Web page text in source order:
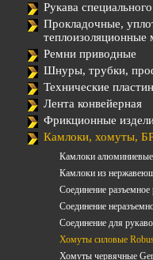
Рукава
Прокладочные,
теплоизоляционные
Ремни приводные
Шнуры, трубки,
Технические
Лента конвейерная
Фрикционные
Камлоки, хомуты,
Камлоки алюминиевые
Камлоки из
Соединение
Соединение
Соединение для
Хомуты силовые
Хомуты червячные